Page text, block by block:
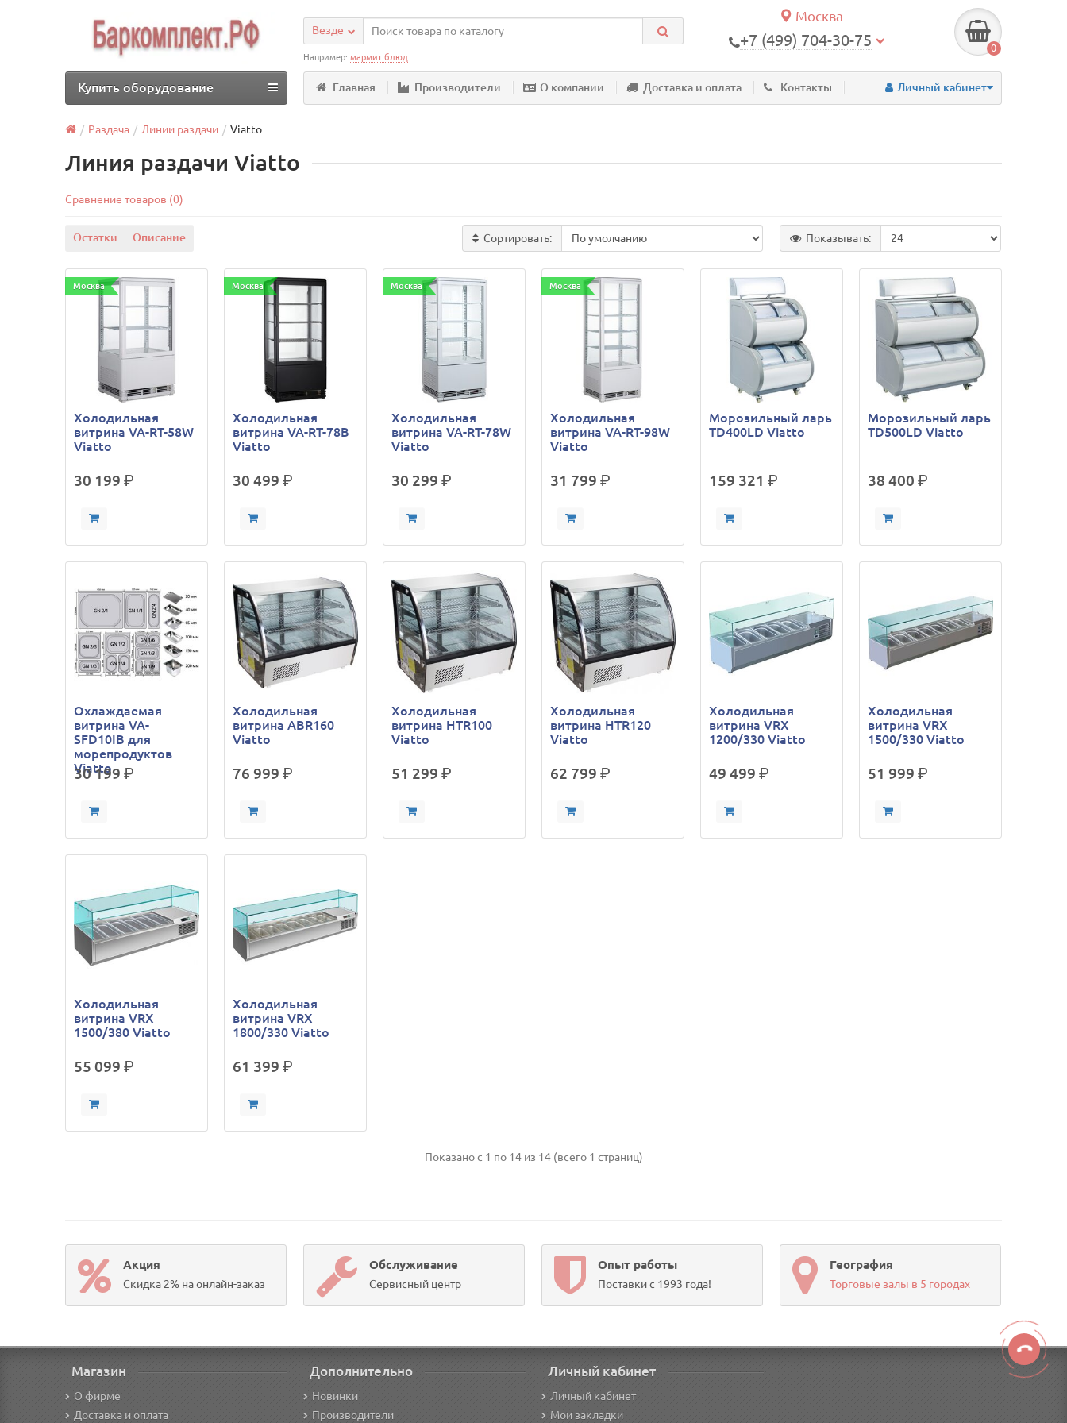
Москва
+7 (499) 704-30-75 0
Везде
Например:мармит блюд
Главная Производители О компании Доставка и оплата Контакты Личный кабинет
Купить оборудование
Раздача Линии раздачи Viatto
Линия раздачи Viatto
Сравнение товаров (0)
Остатки Описание Сортировать: Показывать:
Москва
Холодильная
витрина VA-RT-58W
Viatto
30 199р.
Москва
Холодильная
витрина VA-RT-78B
Viatto
30 499р.
Москва
Холодильная
витрина VA-RT-78W
Viatto
30 299р.
Москва
Холодильная
витрина VA-RT-98W
Viatto
31 799 р.
Морозильный ларь
TD400LD Viatto
159 321 р.
Морозильный ларь
TD500LD Viatto
38 400 р.
Охлаждаемая
витрина VA-
SFD10IB для
морепродуктов
Viatto
30 199р.
Холодильная
витрина ABR160
Viatto
76 999р.
Холодильная
витрина HTR100
Viatto
51 299р.
Холодильная
витрина HTR120
Viatto
62 799 р.
Холодильная
витрина VRX
1200/330 Viatto
49 499 р.
Холодильная
витрина VRX
1500/330 Viatto
51 999 р.
Холодильная
витрина VRX
1500/380 Viatto
55 099р.
Холодильная
витрина VRX
1800/330 Viatto
61 399р.
Показано с 1 по 14 из 14 (всего 1 страниц)
Акция
Скидка 2% на онлайн-заказ
Обслуживание
Сервисный центр
Опыт работы
Поставки с 1993 года!
География
Торговые залы в 5 городах
Магазин
О фирме
Доставка и оплата
Дополнительно
Новинки
Производители
Личный кабинет
Личный кабинет
Мои закладки